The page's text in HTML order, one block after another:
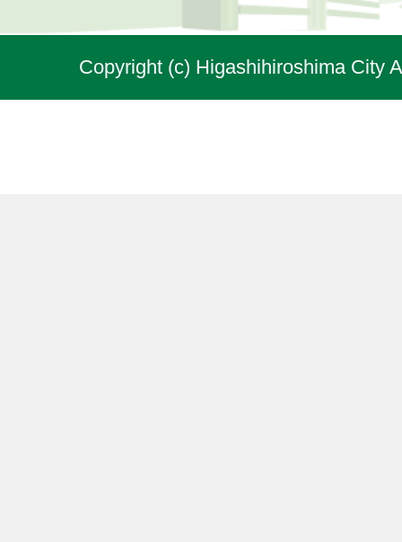
Copyright (c) Higashihiroshima City